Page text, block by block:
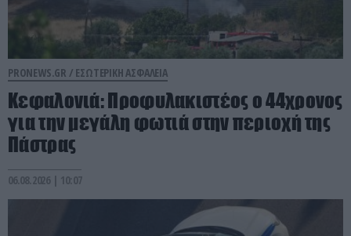
PRONEWS.GR / ΕΣΩΤΕΡΙΚΗ ΑΣΦΑΛΕΙΑ
Κεφαλονιά: Προφυλακιστέος ο 44χρονος
για την μεγάλη φωτιά στην περιοχή της
Πάστρας
06.08.2026 | 10:07